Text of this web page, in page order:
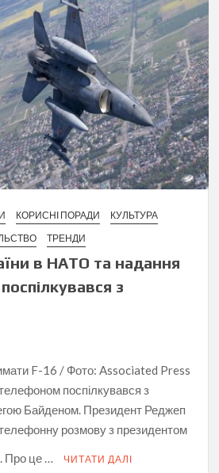
КОРИСНІ ПОРАДИ
КУЛЬТУРА
ТРЕНДИ
в НАТО та надання
з
F-16 / Фото: Associated Press
поспілкувався з
Байденом. Президент Реджеп
телефонну розмову з президентом
це …
ЧИТАТИ ДАЛІ